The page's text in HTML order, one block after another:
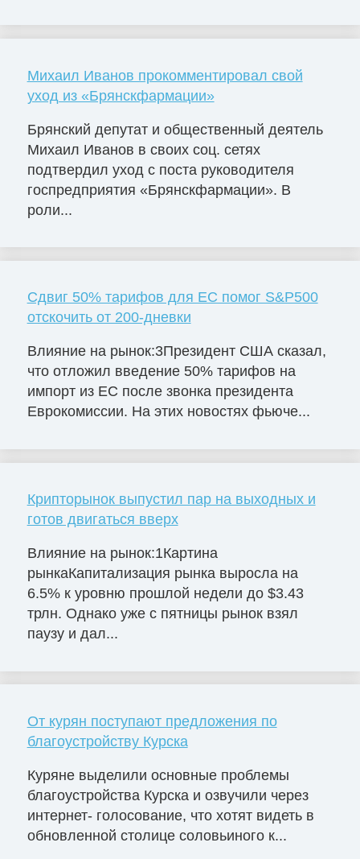
Михаил Иванов прокомментировал свой
уход из «Брянскфармации»
Брянский депутат и общественный деятель
Михаил Иванов в своих соц. сетях
подтвердил уход с поста руководителя
госпредприятия «Брянскфармации». В
роли...
Сдвиг 50% тарифов для ЕС помог S&P500
отскочить от 200-дневки
Влияние на рынок:3Президент США сказал,
что отложил введение 50% тарифов на
импорт из ЕС после звонка президента
Еврокомиссии. На этих новостях фьюче...
Крипторынок выпустил пар на выходных и
готов двигаться вверх
Влияние на рынок:1Картина
рынкаКапитализация рынка выросла на
6.5% к уровню прошлой недели до $3.43
трлн. Однако уже с пятницы рынок взял
паузу и дал...
От курян поступают предложения по
благоустройству Курска
Куряне выделили основные проблемы
благоустройства Курска и озвучили через
интернет- голосование, что хотят видеть в
обновленной столице соловьиного к...